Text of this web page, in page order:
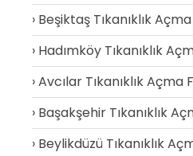
Beşiktaş Tıkanıklık
Hadımköy Tıkanıklık
Avcılar Tıkanıklık Açma
Başakşehir Tıkanıklık
Beylikdüzü Tıkanıklık